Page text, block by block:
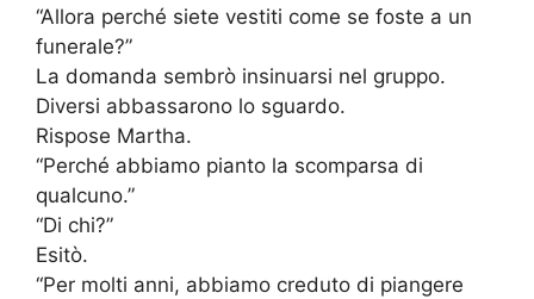
“Allora perché siete vestiti come se foste a un
funerale?”
La domanda sembrò insinuarsi nel gruppo.
Diversi abbassarono lo sguardo.
Rispose Martha.
“Perché abbiamo pianto la scomparsa di
qualcuno.”
“Di chi?”
Esitò.
“Per molti anni, abbiamo creduto di piangere